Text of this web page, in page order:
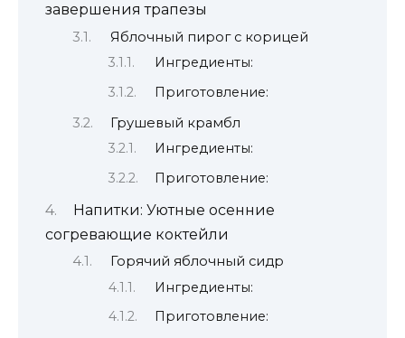
завершения трапезы
Яблочный пирог с корицей
Ингредиенты:
Приготовление:
Грушевый крамбл
Ингредиенты:
Приготовление:
Напитки: Уютные осенние
согревающие коктейли
Горячий яблочный сидр
Ингредиенты:
Приготовление: